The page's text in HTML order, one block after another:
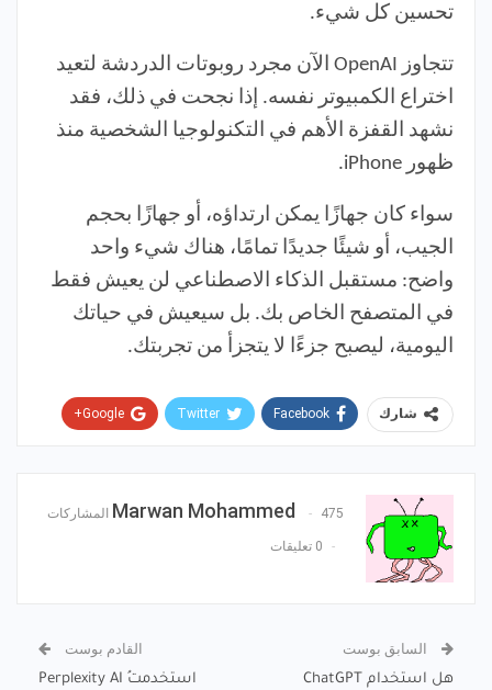
تحسين كل شيء.
تتجاوز OpenAI الآن مجرد روبوتات الدردشة لتعيد
اختراع الكمبيوتر نفسه. إذا نجحت في ذلك، فقد
نشهد القفزة الأهم في التكنولوجيا الشخصية منذ
ظهور iPhone.
سواء كان جهازًا يمكن ارتداؤه، أو جهازًا بحجم
الجيب، أو شيئًا جديدًا تمامًا، هناك شيء واحد
واضح: مستقبل الذكاء الاصطناعي لن يعيش فقط
في المتصفح الخاص بك. بل سيعيش في حياتك
اليومية، ليصبح جزءًا لا يتجزأ من تجربتك.
شارك Facebook
Twitter
Google+
Marwan Mohammed 475 المشاركات
0 تعليقات
السابق بوست
هل استخدام ChatGPT
القادم بوست
استخدمتُ Perplexity AI